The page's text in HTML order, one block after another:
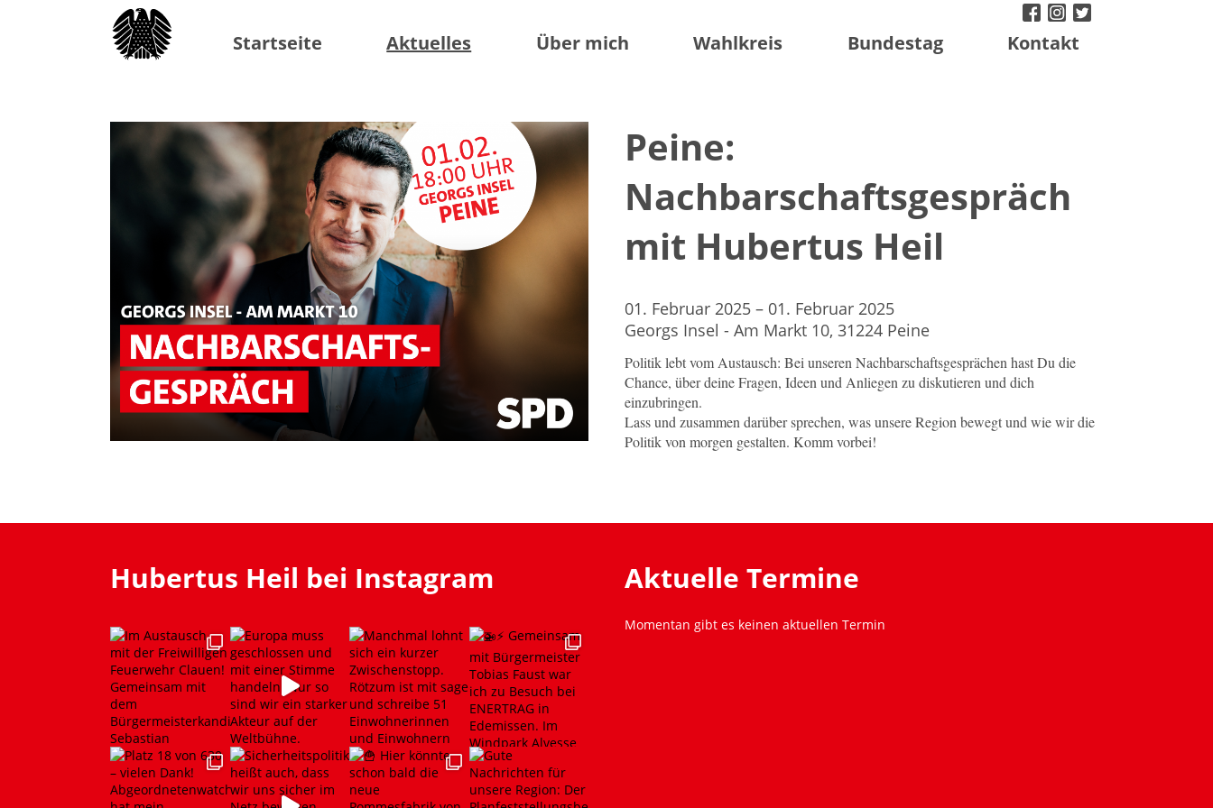
facebook
instagram
twitter
Startseite Aktuelles Über mich Wahlkreis Bundestag Kontakt
Peine:
Nachbarschaftsgespräch
mit Hubertus Heil
01. Februar 2025 – 01. Februar 2025
Georgs Insel - Am Markt 10, 31224 Peine
Politik lebt vom Austausch: Bei unseren Nachbarschaftsgesprächen hast Du die
Chance, über deine Fragen, Ideen und Anliegen zu diskutieren und dich
einzubringen.
Lass und zusammen darüber sprechen, was unsere Region bewegt und wie wir die
Politik von morgen gestalten. Komm vorbei!
Hubertus Heil bei Instagram Aktuelle Termine
Momentan gibt es keinen aktuellen Termin